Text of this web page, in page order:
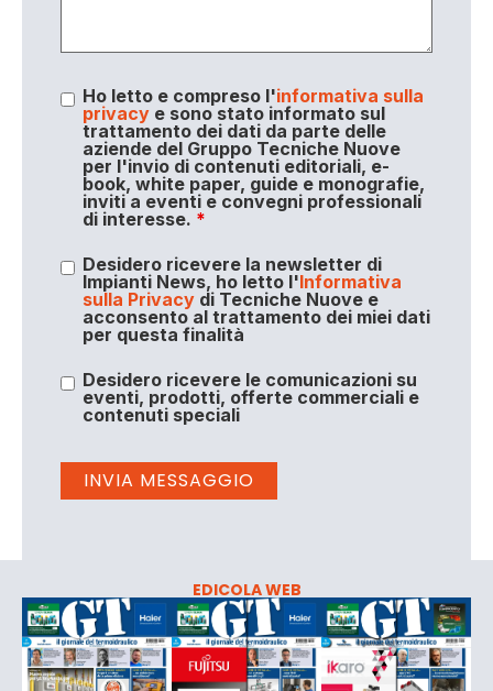
Ho letto e compreso l'informativa sulla
privacye sono stato informato sul
trattamento dei dati da parte delle
aziende del Gruppo Tecniche Nuove
per l'invio di contenuti editoriali, e-
book, white paper, guide e monografie,
inviti a eventi e convegni professionali
di interesse. *
Desidero ricevere la newsletter di
Impianti News, ho letto l'Informativa
sulla Privacydi Tecniche Nuove e
acconsento al trattamento dei miei dati
per questa finalità
Desidero ricevere le comunicazioni su
eventi, prodotti, offerte commerciali e
contenuti speciali
EDICOLA WEB